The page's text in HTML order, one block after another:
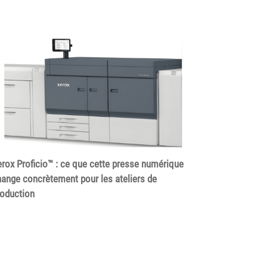
Proficio™ : ce que cette presse numérique
concrètement pour les ateliers de